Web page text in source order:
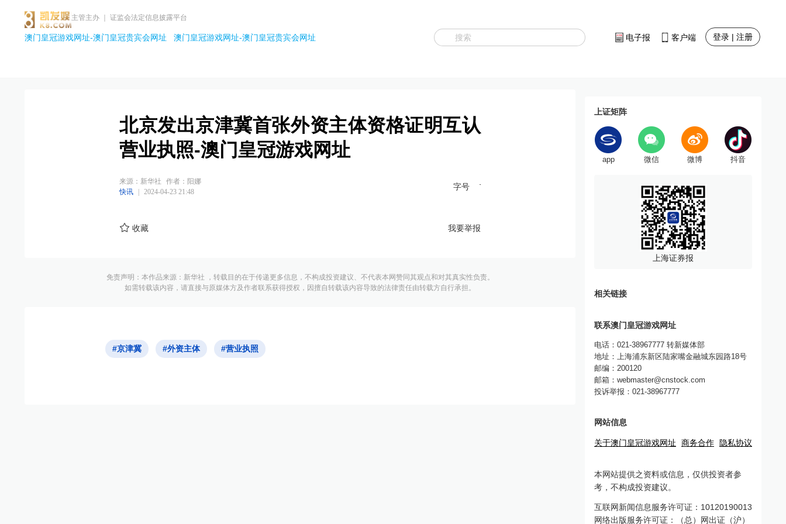
主管主办 ｜ 证监会法定信息披露平台
澳门皇冠游戏网址-澳门皇冠贵宾会网址 澳门皇冠游戏网址-澳门皇冠贵宾会网址 电子报 客户端 登录 | 注册
北京发出京津冀首张外资主体资格证明互认
营业执照-澳门皇冠游戏网址
来源：新华社
作者：阳娜
快讯
2024-04-23 21:48
字号
收藏 我要举报
免责声明：本作品来源：新华社 ，转载目的在于传递更多信息，不构成投资建议、不代表本网赞同其观点和对其真实性负责。
如需转载该内容，请直接与原媒体方及作者联系获得授权，因擅自转载该内容导致的法律责任由转载方自行承担。
#京津冀 #外资主体 #营业执照
上证矩阵
app 微信 微博 抖音
上海证券报
相关链接
联系澳门皇冠游戏网址
电话：021-38967777 转新媒体部
地址：上海浦东新区陆家嘴金融城东园路18号
邮编：200120
邮箱： webmaster@cnstock.com
投诉举报：021-38967777
网站信息
关于澳门皇冠游戏网址 商务合作 隐私协议
本网站提供之资料或信息，仅供投资者参
考，不构成投资建议。
互联网新闻信息服务许可证：10120190013
网络出版服务许可证：（总）网出证（沪）